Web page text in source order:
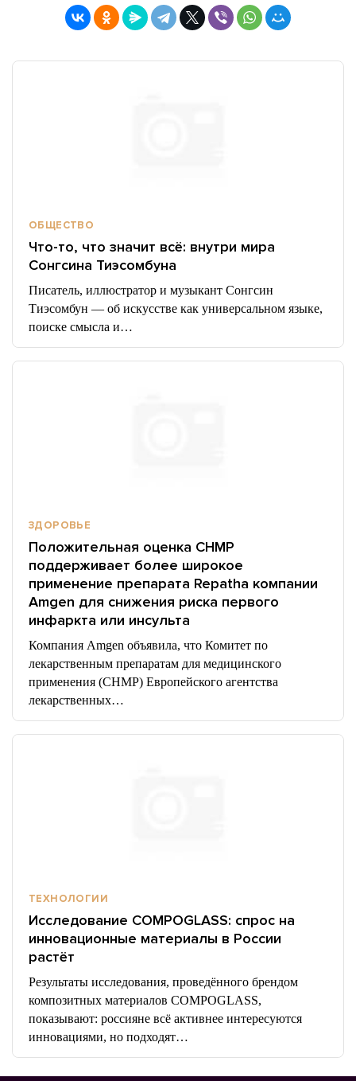
ОБЩЕСТВО
Что-то, что значит всё: внутри мира
Сонгсина Тиэсомбуна
Писатель, иллюстратор и музыкант Сонгсин
Тиэсомбун — об искусстве как универсальном языке,
поиске смысла и…
ЗДОРОВЬЕ
Положительная оценка CHMP
поддерживает более широкое
применение препарата Repatha компании
Amgen для снижения риска первого
инфаркта или инсульта
Компания Amgen объявила, что Комитет по
лекарственным препаратам для медицинского
применения (CHMP) Европейского агентства
лекарственных…
ТЕХНОЛОГИИ
Исследование COMPOGLASS: спрос на
инновационные материалы в России
растёт
Результаты исследования, проведённого брендом
композитных материалов COMPOGLASS,
показывают: россияне всё активнее интересуются
инновациями, но подходят…